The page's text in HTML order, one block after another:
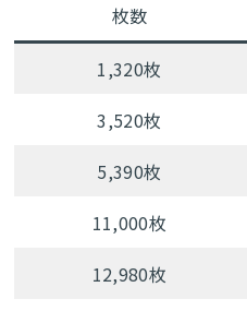
枚数
1,320枚
3,520枚
5,390枚
11,000枚
12,980枚